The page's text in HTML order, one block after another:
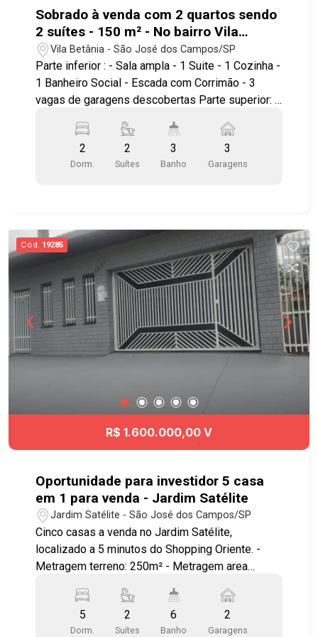
Sobrado à venda com 2 quartos sendo
2 suítes - 150 m² - No bairro Vila
Betânia - SJC
Vila Betânia - São José dos Campos/SP
Parte inferior : - Sala ampla - 1 Suite - 1 Cozinha -
1 Banheiro Social - Escada com Corrimão - 3
vagas de garagens descobertas Parte superior: -
Todos ambientes com piso frio Terraço : - Amplo
e uma área coberta com piso frio Excelente
localização , próximo ao Hospital Antoninho da
Heitor Villa Lobos , Avenida Francisco Jose
Longo , Av. Benedito Deputado Matarazzo, Anel
Viário e à Rodovia Presidente Dutra, Acesso fácil
á diversas regiões da cidade. Agende já sua
visita!! #vilabetânia #casavenda #imobiliaria
#geracaoimoveis
2
Dorm.
2
Suítes
3
Banho
3
Garagens
Cód. 19285
R$ 1.600.000,00 V
Oportunidade para investidor 5 casa
em 1 para venda - Jardim Satélite
Jardim Satélite - São José dos Campos/SP
Cinco casas a venda no Jardim Satélite,
localizado a 5 minutos do Shopping Oriente. -
Metragem terreno: 250m² - Metragem area
Casa 2 (embaixo da casa 1 - acesso separado):
60m² Casa 3 (embaixo da casa 1 - acesso
5
Dorm.
2
Suítes
6
Banho
2
Garagens